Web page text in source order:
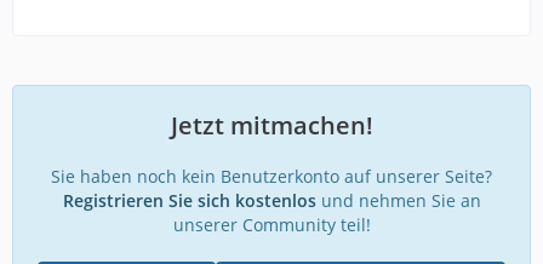
Jetzt mitmachen!
Sie haben noch kein Benutzerkonto auf unserer Seite?
Registrieren Sie sich kostenlosund nehmen Sie an
unserer Community teil!